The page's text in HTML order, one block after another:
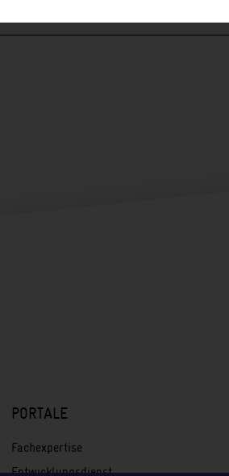
2023/storys/elektroschrott-
PORTALE
Fachexpertise
Entwicklungsdienst